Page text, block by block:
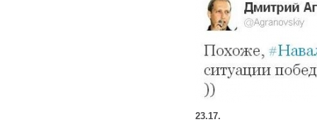
23.17.